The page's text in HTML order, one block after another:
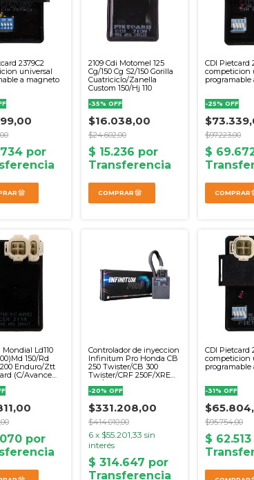
2379C2
universal
a magneto
2109 Cdi Motomel 125
Cg/150 Cg S2/150 Gorilla
Cuatriciclo/Zanella
Custom 150/Hj 110
-35% OFF
$16.038,00
$24.602,00
CDI Pietcard
competicion
programable
-25% OFF
$97.223,00
Mondial Ld110
150/Rd
Enduro/Ztt
(C/Avance
Controlador de inyeccion
Infinitum Pro Honda CB
250 Twister/CB 300
Twister/CRF 250F/XRE
300/XR 300 Tornado (EX-
Servitec)
-20% OFF
$331.208,00
$414.010,00
6 x $55.201,33 sin
interés
CDI Pietcard
competicion
programable
-31% OFF
$95.754,00